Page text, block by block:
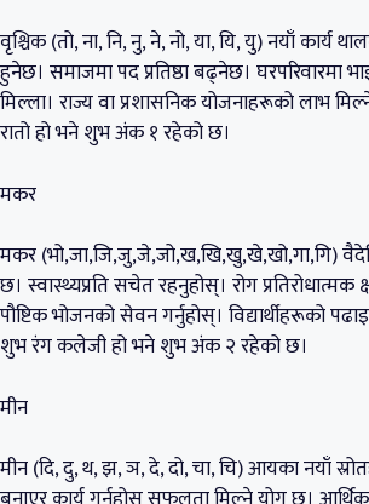
वृश्चिक (तो, ना, नि, नु, ने, नो, या, यि, यु) नयाँ कार्य
हुनेछ। समाजमा पद प्रतिष्ठा बढ्नेछ। घरपरिवारमा
मिल्ला। राज्य वा प्रशासनिक योजनाहरूको लाभ
रातो हो भने शुभ अंक १ रहेको छ।
मकर
मकर (भो,जा,जि,जु,जे,जो,ख,खि,खु,खे,खो,गा,गि)
छ। स्वास्थ्यप्रति सचेत रहनुहोस्। रोग प्रतिरोधात्मक
पौष्टिक भोजनको सेवन गर्नुहोस्। विद्यार्थीहरूको
शुभ रंग कलेजी हो भने शुभ अंक २ रहेको छ।
मीन
मीन (दि, दु, थ, झ, ञ, दे, दो, चा, चि) आयका नयाँ